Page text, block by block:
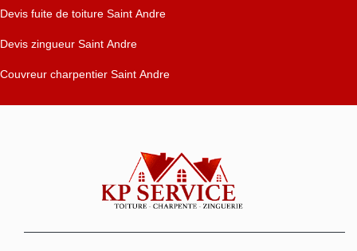
Devis fuite de toiture Saint Andre
Devis zingueur Saint Andre
Couvreur charpentier Saint Andre